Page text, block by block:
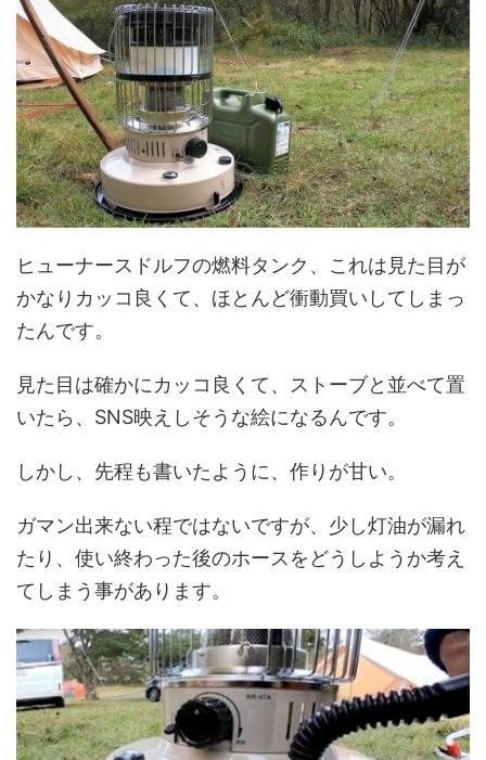
ヒューナースドルフの燃料タンク、これは見た目が
かなりカッコ良くて、ほとんど衝動買いしてしまっ
たんです。
見た目は確かにカッコ良くて、ストーブと並べて置
いたら、SNS映えしそうな絵になるんです。
しかし、先程も書いたように、作りが甘い。
ガマン出来ない程ではないですが、少し灯油が漏れ
たり、使い終わった後のホースをどうしようか考え
てしまう事があります。